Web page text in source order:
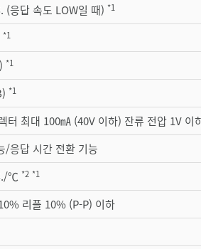
(응답 속도 LOW일 때) *1
*1
*1
*1
터 최대 100㎃ (40V 이하) 잔류 전압 1V 이
/응답 시간 전환 기능
℃ *2 *1
리플 10% (P-P) 이하